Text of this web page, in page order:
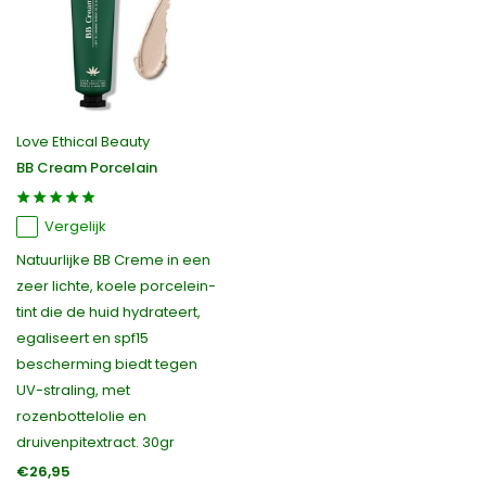
Love Ethical Beauty
BB Cream Porcelain
Vergelijk
Natuurlijke BB Creme in een
zeer lichte, koele porcelein-
tint die de huid hydrateert,
egaliseert en spf15
bescherming biedt tegen
UV-straling, met
rozenbottelolie en
druivenpitextract. 30gr
€26,95